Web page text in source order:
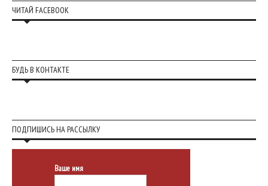
ЧИТАЙ FACEBOOK
БУДЬ В КОНТАКТЕ
ПОДПИШИСЬ НА РАССЫЛКУ
Ваше имя